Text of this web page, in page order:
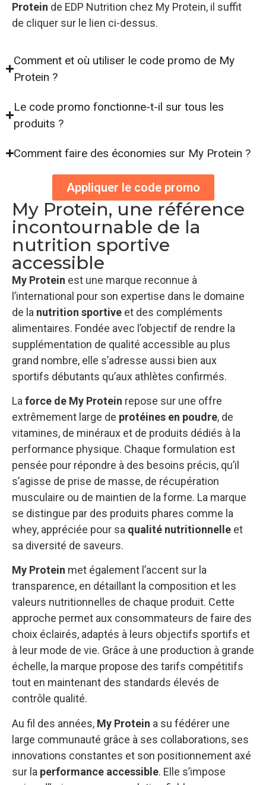
Protein de EDP Nutrition chez My Protein, il suffit
de cliquer sur le lien ci-dessus.
Comment et où utiliser le code promo de My
Protein ?
Le code promo fonctionne-t-il sur tous les
produits ?
Comment faire des économies sur My Protein ?
Appliquer le code promo
My Protein, une référence
incontournable de la
nutrition sportive
accessible
My Protein est une marque reconnue à
l’international pour son expertise dans le domaine
de la nutrition sportive et des compléments
alimentaires. Fondée avec l’objectif de rendre la
supplémentation de qualité accessible au plus
grand nombre, elle s’adresse aussi bien aux
sportifs débutants qu’aux athlètes confirmés.
La force de My Protein repose sur une offre
extrêmement large de protéines en poudre, de
vitamines, de minéraux et de produits dédiés à la
performance physique. Chaque formulation est
pensée pour répondre à des besoins précis, qu’il
s’agisse de prise de masse, de récupération
musculaire ou de maintien de la forme. La marque
se distingue par des produits phares comme la
whey, appréciée pour sa qualité nutritionnelle et
sa diversité de saveurs.
My Protein met également l’accent sur la
transparence, en détaillant la composition et les
valeurs nutritionnelles de chaque produit. Cette
approche permet aux consommateurs de faire des
choix éclairés, adaptés à leurs objectifs sportifs et
à leur mode de vie. Grâce à une production à grande
échelle, la marque propose des tarifs compétitifs
tout en maintenant des standards élevés de
contrôle qualité.
Au fil des années, My Protein a su fédérer une
large communauté grâce à ses collaborations, ses
innovations constantes et son positionnement axé
sur la performance accessible. Elle s’impose